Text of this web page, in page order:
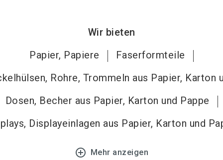
Wir bieten
Papier, Papiere
Faserformteile
Rohre, Trommeln aus Papier, Karton
Dosen, Becher aus Papier, Karton und Pappe
Displayeinlagen aus Papier, Karton und
add_circle_outline Mehr anzeigen